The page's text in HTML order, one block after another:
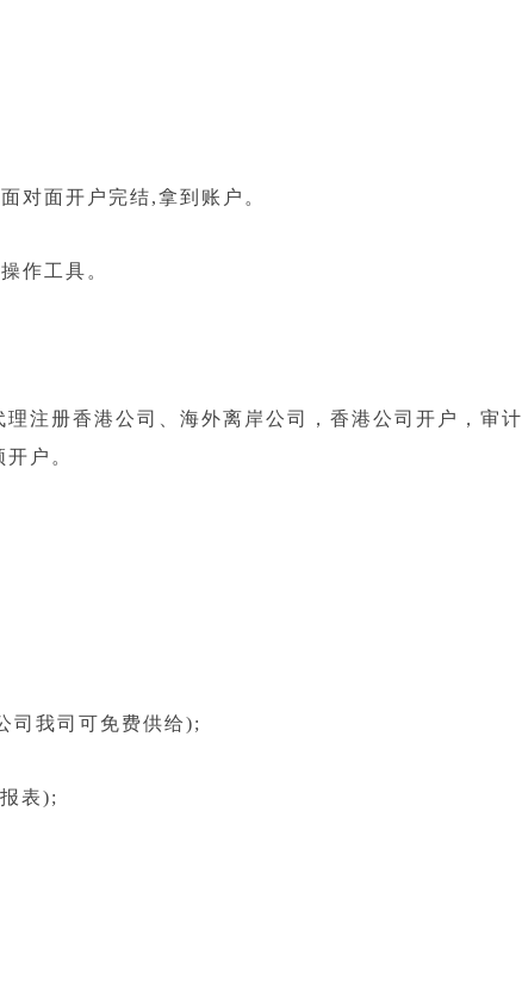
面开户完结,拿到账户。
作工具。
册香港公司、海外离岸公司，香港公司开户，审计
户。
我司可免费供给);
表);